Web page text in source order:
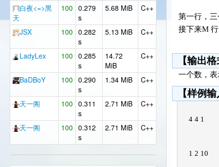
白夜<=>黑
天
100 0.279
s
5.68 MiB C++
JSX 100 0.282
s
5.13 MiB C++
LadyLex 100 0.285
s
14.72
MiB
C++
BaDBoY 100 0.290
s
1.34 MiB C++
天一阁 100 0.311
s
2.71 MiB C++
天一阁 100 0.312
s
2.71 MiB C++
第一行，
接下来M
【输出
一个数，
【样例